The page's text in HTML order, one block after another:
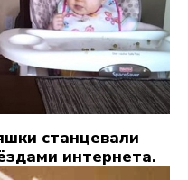
станцевали
интернета.